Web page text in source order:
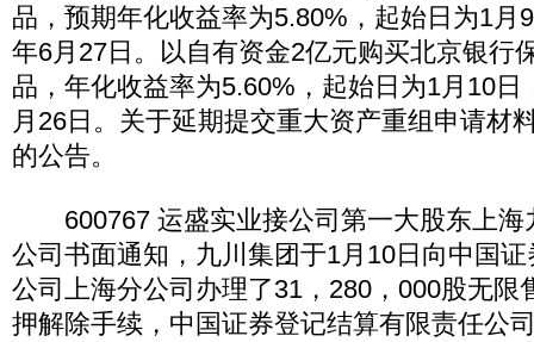
品，预期年化收益率为5.80%，起始日为1月
年6月27日。以自有资金2亿元购买北京银行
品，年化收益率为5.60%，起始日为1月10日
月26日。关于延期提交重大资产重组申请材
的公告。
600767 运盛实业接公司第一大股东上海
公司书面通知，九川集团于1月10日向中国
公司上海分公司办理了31，280，000股无限
押解除手续，中国证券登记结算有限责任公